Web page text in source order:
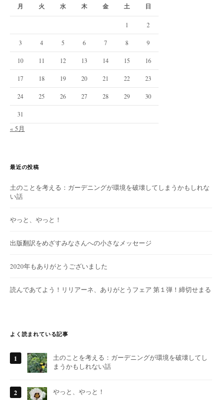
月 火 水 木 金 土 日
1 2
3 4 5 6 7 8 9
10 11 12 13 14 15 16
17 18 19 20 21 22 23
24 25 26 27 28 29 30
31
« 5月
最近の投稿
土のことを考える：ガーデニングが環境を破壊してしまうかもしれな
い話
やっと、やっと！
出版翻訳をめざすみなさんへの小さなメッセージ
2020年もありがとうございました
読んであてよう！リリアーネ、ありがとうフェア 第１弾！締切せまる
よく読まれている記事
土のことを考える：ガーデニングが環境を破壊してし
まうかもしれない話
やっと、やっと！